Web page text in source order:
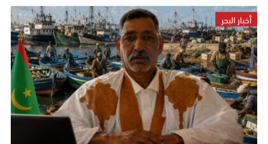
أخبار البحر